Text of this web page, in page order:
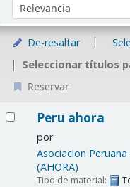
Ordenar por:
De-resaltar
Seleccionar títulos
Reservar
Peru ahora
por
Asociacion
(AHORA)
Tipo de material: